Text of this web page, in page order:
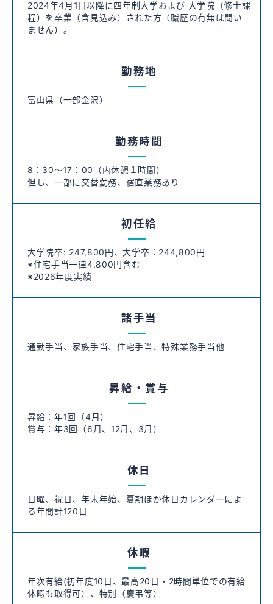
2024年4月1日以降に四年制大学および 大学院（修士課
程）を卒業（含見込み）された方（職歴の有無は問い
ません）。
勤務地
富山県（一部金沢）
勤務時間
8：30～17：00（内休憩１時間）
但し、一部に交替勤務、宿直業務あり
初任給
大学院卒: 247,800円、大学卒：244,800円
※住宅手当一律4,800円含む
※2026年度実績
諸手当
通勤手当、家族手当、住宅手当、特殊業務手当他
昇給・賞与
昇給：年1回（4月）
賞与：年3回（6月、12月、3月）
休日
日曜、祝日、年末年始、夏期ほか休日カレンダーによ
る年間計120日
休暇
年次有給(初年度10日、最高20日・2時間単位での有給
休暇も取得可）、特別（慶弔等）